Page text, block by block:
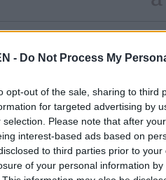
- Do Not Process My
opt-out of the sale, sharing to third
for targeted advertising by
selection. Please note that after
interest-based ads based on
to third parties prior to
of your personal information
de la noche en el teatro y
Luego, el 12 a mediodía se
de Nuestra Señora de las
a El Toril, donde la
será el acto de
el paseíllo de la directiva de la
iglesia de Consolación, donde